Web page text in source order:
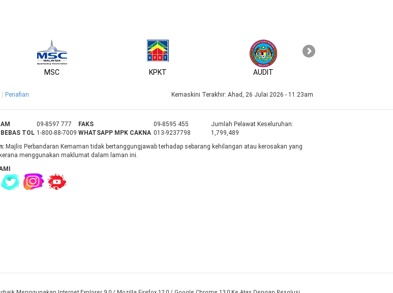
MSC KPKT AUDIT
Penafian Kemaskini Terakhir: Ahad, 26 Julai 2026 - 11:23am
09-8597 777 FAKS
09-8595 455
TOL 1-800-88-7009 WHATSAPP MPK CAKNA 013-9237798
Jumlah Pelawat Keseluruhan:
1,799,489
Majlis Perbandaran Kemaman tidak bertanggungjawab terhadap sebarang kehilangan atau kerosakan yang
menggunakan maklumat dalam laman ini.